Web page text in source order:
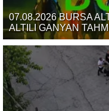
07.08.2026 BURSA
ALTILI GANYAN